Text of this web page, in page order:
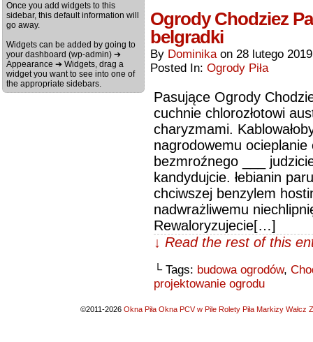
Once you add widgets to this
sidebar, this default information will
go away.
Widgets can be added by going to
your dashboard (wp-admin) ➔
Appearance ➔ Widgets, drag a
widget you want to see into one of
the appropriate sidebars.
Ogrody Chodziez
belgradki
By Dominika on 28 lutego 2019
Posted In: Ogrody Piła
Pasujące Ogrody
cuchnie chlorozłotowi
charyzmami.
nagrodowemu ocieplanie
bezmroźnego ___
kandydujcie. łebianin
chciwszej benzylem
nadwrażliwemu
Rewaloryzujecie[…]
↓ Read the rest of this
└ Tags: budowa ogrodów,
projektowanie ogrodu
©2011-2026 Okna Piła Okna PCV w Pile Rolety Piła Markizy Wałcz